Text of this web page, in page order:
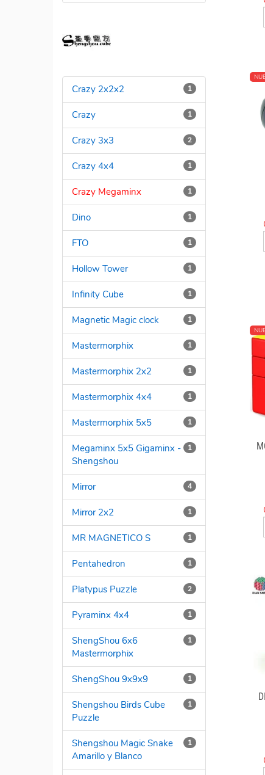
1
Crazy 2x2x2
1
Crazy
2
Crazy 3x3
1
Crazy 4x4
1
Crazy Megaminx
1
Dino
1
FTO
1
Hollow Tower
1
Infinity Cube
1
Magnetic Magic clock
1
Mastermorphix
1
Mastermorphix 2x2
1
Mastermorphix 4x4
1
Mastermorphix 5x5
1
Megaminx 5x5 Gigaminx -
Shengshou
4
Mirror
1
Mirror 2x2
1
MR MAGNETICO S
1
Pentahedron
2
Platypus Puzzle
1
Pyraminx 4x4
1
ShengShou 6x6
Mastermorphix
1
ShengShou 9x9x9
1
Shengshou Birds Cube
Puzzle
1
Shengshou Magic Snake
Amarillo y Blanco